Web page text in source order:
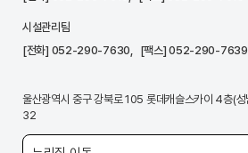
시설관리팀
[전화] 052-290-7630 , [팩스] 052-290-7639
울산광역시 중구 강북로 105 롯데캐슬스카이 4층(
32